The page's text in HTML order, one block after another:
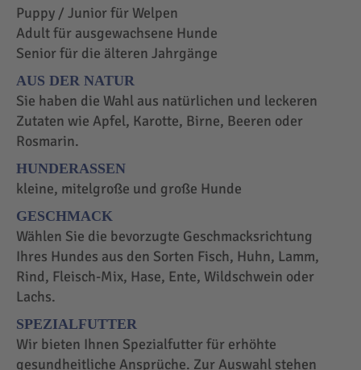
Puppy / Junior für Welpen
Adult für ausgewachsene Hunde
Senior für die älteren Jahrgänge
AUS DER NATUR
Sie haben die Wahl aus natürlichen und leckeren
Zutaten wie Apfel, Karotte, Birne, Beeren oder
Rosmarin.
HUNDERASSEN
kleine, mitelgroße und große Hunde
GESCHMACK
Wählen Sie die bevorzugte Geschmacksrichtung
Ihres Hundes aus den Sorten Fisch, Huhn, Lamm,
Rind, Fleisch-Mix, Hase, Ente, Wildschwein oder
Lachs.
SPEZIALFUTTER
Wir bieten Ihnen Spezialfutter für erhöhte
gesundheitliche Ansprüche. Zur Auswahl stehen